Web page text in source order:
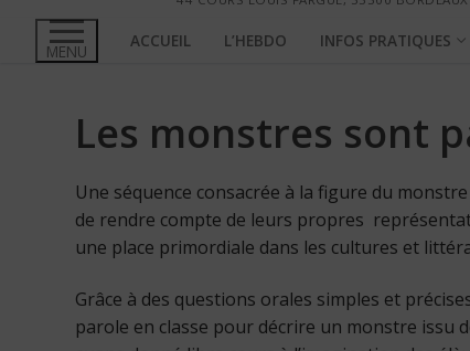
MENU ACCUEIL L’HEBDO INFOS PRATIQUES
Les monstres sont
Une séquence consacrée à la figure du
de rendre compte de leurs propres
une place primordiale dans les cultures et
Grâce à des questions orales simples et
parole en classe pour décrire un monstre issu